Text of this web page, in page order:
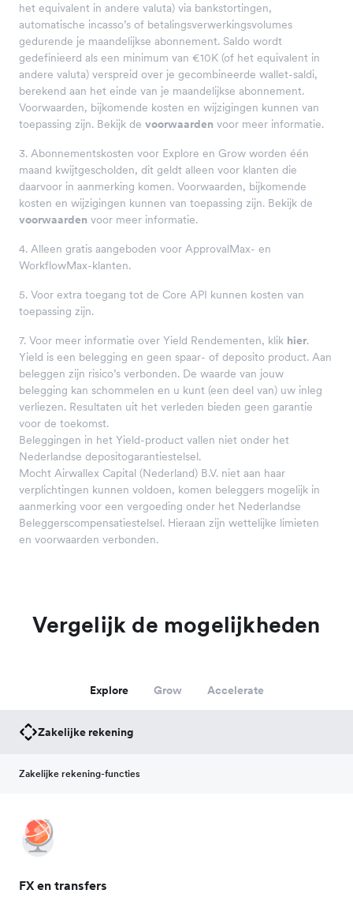
het equivalent in andere valuta) via bankstortingen,
automatische incasso’s of betalingsverwerkingsvolumes
gedurende je maandelijkse abonnement. Saldo wordt
gedefinieerd als een minimum van €10K (of het equivalent in
andere valuta) verspreid over je gecombineerde wallet-saldi,
berekend aan het einde van je maandelijkse abonnement.
Voorwaarden, bijkomende kosten en wijzigingen kunnen van
toepassing zijn. Bekijk de voorwaarden voor meer informatie.
3. Abonnementskosten voor Explore en Grow worden één
maand kwijtgescholden, dit geldt alleen voor klanten die
daarvoor in aanmerking komen. Voorwaarden, bijkomende
kosten en wijzigingen kunnen van toepassing zijn. Bekijk de
voorwaarden voor meer informatie.
4. Alleen gratis aangeboden voor ApprovalMax- en
WorkflowMax-klanten.
5. Voor extra toegang tot de Core API kunnen kosten van
toepassing zijn.
7. Voor meer informatie over Yield Rendementen, klik hier.
Yield is een belegging en geen spaar- of deposito product. Aan
beleggen zijn risico’s verbonden. De waarde van jouw
belegging kan schommelen en u kunt (een deel van) uw inleg
verliezen. Resultaten uit het verleden bieden geen garantie
voor de toekomst.
Beleggingen in het Yield-product vallen niet onder het
Nederlandse depositogarantiestelsel.
Mocht Airwallex Capital (Nederland) B.V. niet aan haar
verplichtingen kunnen voldoen, komen beleggers mogelijk in
aanmerking voor een vergoeding onder het Nederlandse
Beleggerscompensatiestelsel. Hieraan zijn wettelijke limieten
en voorwaarden verbonden.
Vergelijk de mogelijkheden
Explore Grow Accelerate
Zakelijke rekening
Zakelijke rekening-functies
FX en transfers